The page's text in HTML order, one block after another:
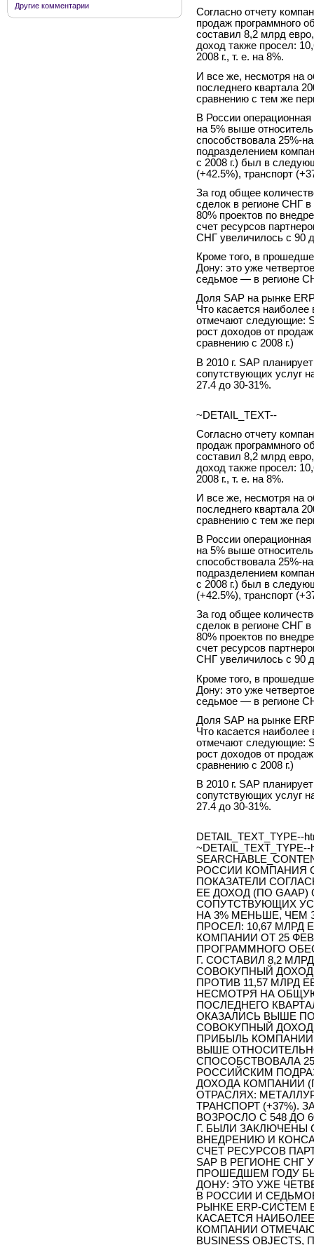
Другие комментарии
Согласно отчету
продаж программного
составил 8,2 млрд
доход также просел:
2008 г., т. е. на 8%.
И все же, несмотря на
последнего квартала
сравнению с тем же
В России
на 5% выше
способствовала 25%-
подразделением
с 2008 г.) был в
(+42.5%), транспорт
За год общее
сделок в регионе СНГ
80% проектов по
счет ресурсов
СНГ увеличилось с 90
Кроме того, в
Дону: это уже
седьмое — в регионе
Доля SAP на рынке
Что касается
отмечают следующие:
рост доходов от
сравнению с 2008 г.)
В 2010 г. SAP
сопутствующих услуг
27.4 до 30-31%.
~DETAIL_TEXT--
Согласно отчету
продаж программного
составил 8,2 млрд
доход также просел:
2008 г., т. е. на 8%.
И все же, несмотря на
последнего квартала
сравнению с тем же
В России
на 5% выше
способствовала 25%-
подразделением
с 2008 г.) был в
(+42.5%), транспорт
За год общее
сделок в регионе СНГ
80% проектов по
счет ресурсов
СНГ увеличилось с 90
Кроме того, в
Дону: это уже
седьмое — в регионе
Доля SAP на рынке
Что касается
отмечают следующие:
рост доходов от
сравнению с 2008 г.)
В 2010 г. SAP
сопутствующих услуг
27.4 до 30-31%.
DETAIL_TEXT_TYPE--
~DETAIL_TEXT_TYPE--
РОССИИ КОМПАНИЯ
ПОКАЗАТЕЛИ
ЕЕ ДОХОД (ПО
СОПУТСТВУЮЩИХ
НА 3% МЕНЬШЕ, ЧЕМ
ПРОСЕЛ: 10,67 МЛРД
КОМПАНИИ ОТ 25
ПРОГРАММНОГО
Г. СОСТАВИЛ 8,2
СОВОКУПНЫЙ ДОХОД
ПРОТИВ 11,57 МЛРД
НЕСМОТРЯ НА
ПОСЛЕДНЕГО
ОКАЗАЛИСЬ ВЫШЕ
СОВОКУПНЫЙ ДОХОД
ПРИБЫЛЬ КОМПАНИИ
ВЫШЕ
СПОСОБСТВОВАЛА
РОССИЙСКИМ
ДОХОДА КОМПАНИИ
ОТРАСЛЯХ:
ТРАНСПОРТ (+37%).
ВОЗРОСЛО С 548 ДО
Г. БЫЛИ ЗАКЛЮЧЕНЫ
ВНЕДРЕНИЮ И
СЧЕТ РЕСУРСОВ
SAP В РЕГИОНЕ СНГ
ПРОШЕДШЕМ ГОДУ
ДОНУ: ЭТО УЖЕ
В РОССИИ И
РЫНКЕ ERP-СИСТЕМ
КАСАЕТСЯ
КОМПАНИИ ОТМЕЧАЮТ
BUSINESS